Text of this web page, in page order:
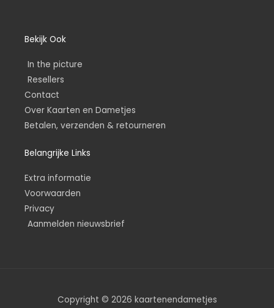
Bekijk Ook
In the picture
Resellers
Contact
Over Kaarten en Dametjes
Betalen, verzenden & retourneren
Belangrijke Links
Extra informatie
Voorwaarden
Privacy
Aanmelden nieuwsbrief
Copyright © 2026 kaartenendametjes